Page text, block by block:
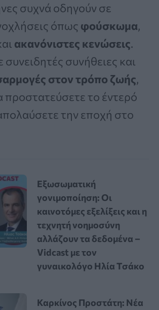
συχνά οδηγούν σε
όπως φούσκωμα,
ακανόνιστες κενώσεις.
συνήθειες και
στον τρόπο ζωής,
προστατεύσετε το έντερό
την εποχή στο
Εξωσωματική
γονιμοποίηση: Οι
καινοτόμες εξελίξεις και η
τεχνητή νοημοσύνη
αλλάζουν τα δεδομένα –
Vidcast με τον
γυναικολόγο Ηλία Τσάκο
Καρκίνος Προστάτη: Νέα